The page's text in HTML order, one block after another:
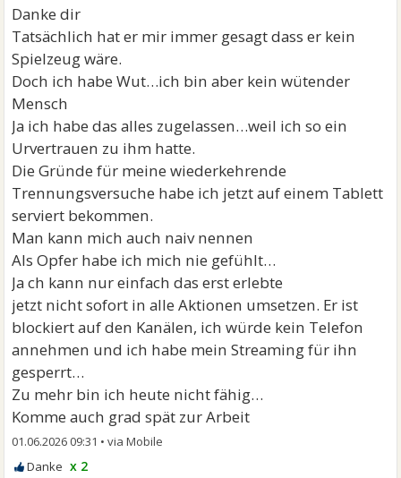
Danke dir
Tatsächlich hat er mir immer gesagt dass er kein
Spielzeug wäre.
Doch ich habe Wut…ich bin aber kein wütender
Mensch
Ja ich habe das alles zugelassen…weil ich so ein
Urvertrauen zu ihm hatte.
Die Gründe für meine wiederkehrende
Trennungsversuche habe ich jetzt auf einem Tablett
serviert bekommen.
Man kann mich auch naiv nennen
Als Opfer habe ich mich nie gefühlt…
Ja ch kann nur einfach das erst erlebte
jetzt nicht sofort in alle Aktionen umsetzen. Er ist
blockiert auf den Kanälen, ich würde kein Telefon
annehmen und ich habe mein Streaming für ihn
gesperrt…
Zu mehr bin ich heute nicht fähig…
Komme auch grad spät zur Arbeit
01.06.2026 09:31 •
x 2